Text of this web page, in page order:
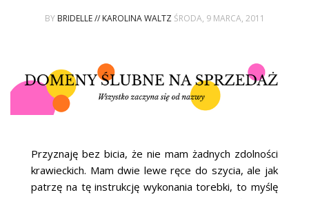
KSIĄŻKI BRIDELLE
WASZE ŚLUBY
BRI GROUP
ŚLUBNE STYLE
BY BRIDELLE // KAROLINA WALTZ ŚRODA, 9 MARCA, 2011
Przyznaję bez bicia, że nie mam żadnych zdolności
krawieckich. Mam dwie lewe ręce do szycia, ale jak
patrzę na tę instrukcję wykonania torebki, to myślę